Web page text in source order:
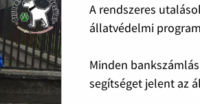
A rendszeres
állatvédelmi
Minden
segítséget jelent az